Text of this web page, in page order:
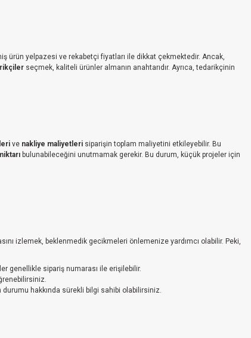
ürün yelpazesi ve rekabetçi fiyatları ile dikkat çekmektedir. Ancak,
seçmek, kaliteli ürünler almanın anahtarıdır. Ayrıca, tedarikçinin
ve nakliye maliyetleri siparişin toplam maliyetini etkileyebilir. Bu
bulunabileceğini unutmamak gerekir. Bu durum, küçük projeler için
izlemek, beklenmedik gecikmeleri önlemenize yardımcı olabilir. Peki,
genellikle sipariş numarası ile erişilebilir.
hakkında sürekli bilgi sahibi olabilirsiniz.